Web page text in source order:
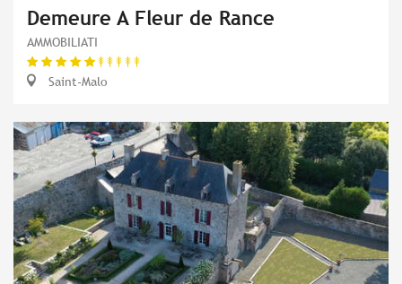
Demeure A Fleur de Rance
AMMOBILIATI
Saint-Malo